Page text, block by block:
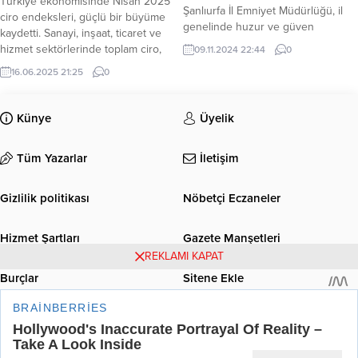
ciro endeksleri, güçlü bir büyüme
kaydetti. Sanayi, inşaat, ticaret ve
hizmet sektörlerinde toplam ciro,
yıllık bazda yüzde 32,7 artarken,
aylık bazda ise yüzde 0,8 yükseldi.
Endeks verilerini açıkladı. Nisan
2025 ciro endeksleri, Türkiye
ettiğini ortaya koyarken, özellikle
16.06.2025 21:25 0
Şanlıurfa İl Emniyet Müdürlüğü, il
genelinde huzur ve güven
ortamının devamlılığını sağlamak,
asayiş olaylarını önlemek, suç ve
937 şahıs, 2 bin 478 araç, 175
ve iş yeri kontrol edildi.
09.11.2024 22:44 0
Künye Üyelik
Tüm Yazarlar İletişim
Gizlilik politikası Nöbetçi Eczaneler
Hizmet Şartları Gazete Manşetleri
Burçlar Sitene Ekle
ULUSAL GÜNDEM
REKLAMI KAPAT